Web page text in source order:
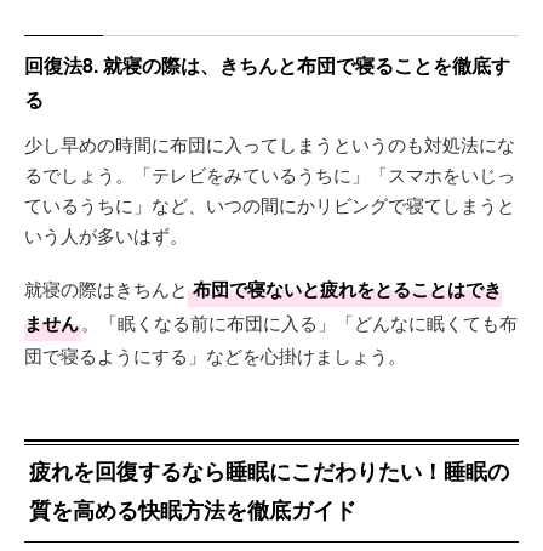
回復法8. 就寝の際は、きちんと布団で寝ることを徹底す
る
少し早めの時間に布団に入ってしまうというのも対処法にな
るでしょう。「テレビをみているうちに」「スマホをいじっ
ているうちに」など、いつの間にかリビングで寝てしまうと
いう人が多いはず。
就寝の際はきちんと 布団で寝ないと疲れをとることはでき
ません。「眠くなる前に布団に入る」「どんなに眠くても布
団で寝るようにする」などを心掛けましょう。
疲れを回復するなら睡眠にこだわりたい！睡眠の
質を高める快眠方法を徹底ガイド